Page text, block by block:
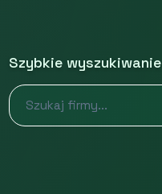
Szybkie wyszukiwanie